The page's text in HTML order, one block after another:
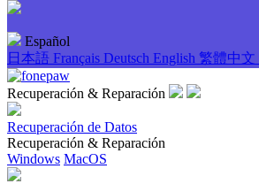
Español
日本語 Français Deutsch English 繁體中文
Recuperación & Reparación
Recuperación de Datos
Recuperación & Reparación
Windows MacOS